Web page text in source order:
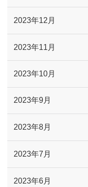
2023年12月
2023年11月
2023年10月
2023年9月
2023年8月
2023年7月
2023年6月